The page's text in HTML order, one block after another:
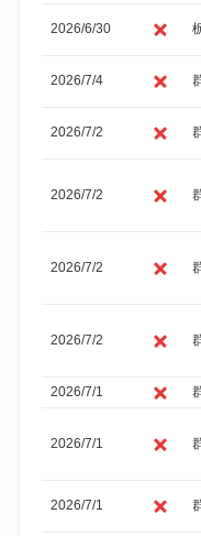
2026/6/30
2026/7/4
2026/7/2
2026/7/2
2026/7/2
2026/7/2
2026/7/1
2026/7/1
2026/7/1